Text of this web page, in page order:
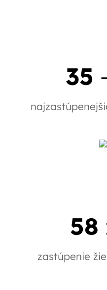
35
58
zastúpenie